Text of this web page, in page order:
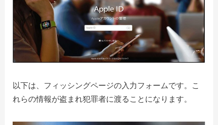
以下は、フィッシングページの入力フォームです。こ
れらの情報が盗まれ犯罪者に渡ることになります。